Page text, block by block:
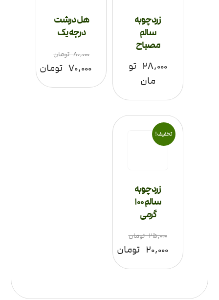
زردچوبه
سالم
مصباح
۲۸,۰۰۰ تو
مان
هل درشت
درجه یک
۸۰,۰۰۰ تومان
۷۰,۰۰۰ تومان
زردچوبه
سالم 100
گرمی
۲۵,۰۰۰ تومان
۲۰,۰۰۰ تومان
تخفیف!